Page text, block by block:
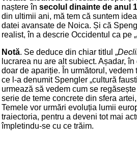
naștere în secolul dinainte de anul
din ultimii ani, mă tem că suntem
datei avansate de Noica. Și că
realist, în a descrie Occidentul ca pe
Notă. Se deduce din chiar titlul „
lucrarea nu are alt subiect. Așadar,
doar de apariție. În următorul,
ce l-a denumit Spengler „cultură
urmează să vedem cum se
serie de teme concrete din sfera
Temele vor urmări evoluția lumii
traiectoria, pentru a deveni tot mai
împletindu-se cu ce trăim.